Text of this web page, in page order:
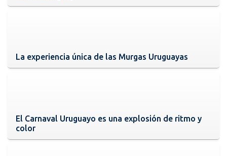
La experiencia única de las Murgas Uruguayas
El Carnaval Uruguayo es una explosión de ritmo y
color